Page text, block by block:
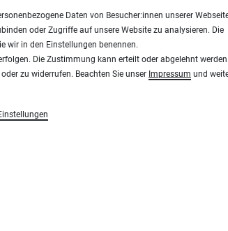
und Plotterfolien
Daten von Besucher:innen unserer
oder Zugriffe auf unsere Website zu analysieren. Die
wir in den Einstellungen benennen.
Die Zustimmung kann erteilt oder abgelehnt
zu widerrufen. Beachten Sie unser Impressum und